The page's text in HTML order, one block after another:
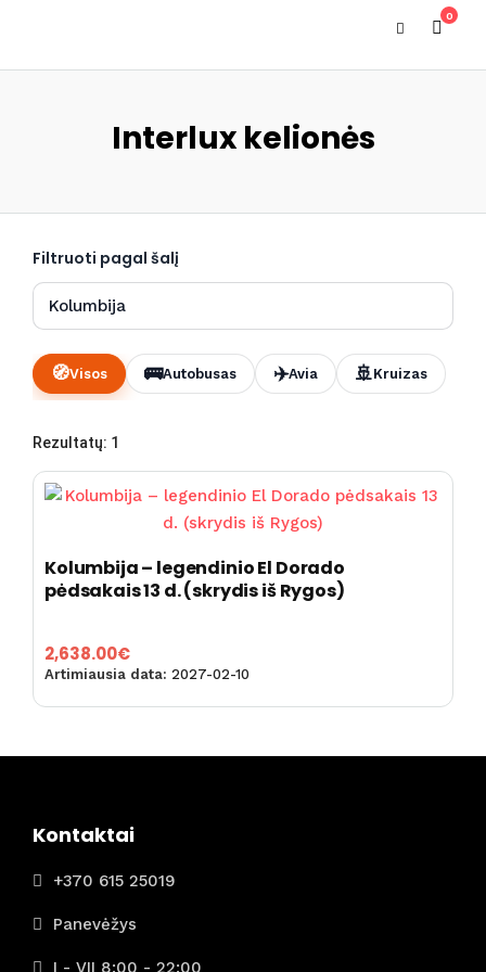
0
Interlux kelionės
Filtruoti pagal šalį
🧭Visos 🚌Autobusas ✈️Avia 🚢Kruizas
Rezultatų: 1
Kolumbija – legendinio El Dorado
pėdsakais 13 d. (skrydis iš Rygos)
2,638.00€
Artimiausia data: 2027-02-10
Kontaktai
+370 615 25019
Panevėžys
I - VII 8:00 - 22:00